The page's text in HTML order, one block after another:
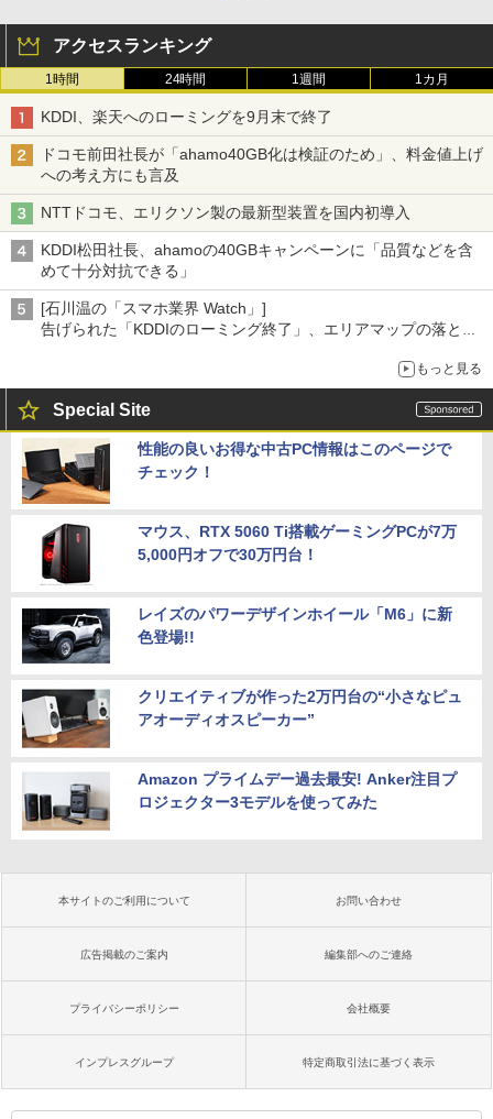
アクセスランキング
1時間 24時間 1週間 1カ月
KDDI、楽天へのローミングを9月末で終了
ドコモ前田社長が「ahamo40GB化は検証のため」、料金値上げ
への考え方にも言及
NTTドコモ、エリクソン製の最新型装置を国内初導入
KDDI松田社長、ahamoの40GBキャンペーンに「品質などを含
めて十分対抗できる」
[石川温の「スマホ業界 Watch」]
告げられた「KDDIのローミング終了」、エリアマップの落とし
もっと見る
Special Site
性能の良いお得な中古PC情報はこのページで
チェック！
マウス、RTX 5060 Ti搭載ゲーミングPCが7万
5,000円オフで30万円台！
レイズのパワーデザインホイール「M6」に新
色登場!!
クリエイティブが作った2万円台の“小さなピュ
アオーディオスピーカー”
Amazon プライムデー過去最安! Anker注目プ
ロジェクター3モデルを使ってみた
本サイトのご利用について お問い合わせ
広告掲載のご案内 編集部へのご連絡
プライバシーポリシー 会社概要
インプレスグループ 特定商取引法に基づく表示